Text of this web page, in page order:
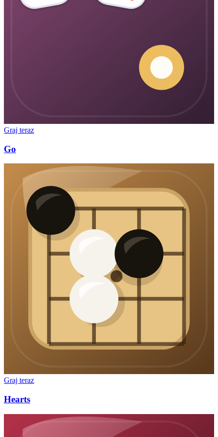
Graj teraz
Go
Graj teraz
Hearts